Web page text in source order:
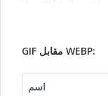
GIF مقابل WEBP:
اسم